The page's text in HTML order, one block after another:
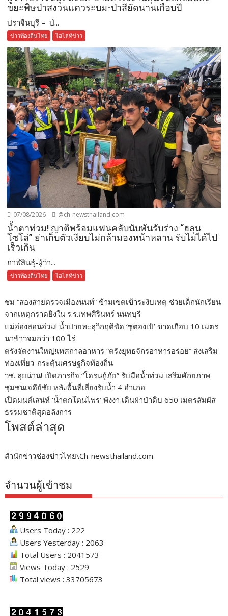
ขยะพิษป่าสงวนแควระบม-ป่าสียัดนานเกือบปี
ปราจีนบุรี – ป่...
ข่าวท้องถิ่นไทย ไฮไลท์ข่าว
07/08/2026 @ch-newsthailand.com
น้ำตาท่วม! ญาติพร้อมแฟนคลับนับพันรับร่าง “ฮลุน
โซโล่” ย่าเก็บตัวเงียบไม่กล้ามองหน้าหลาน รับไม่ได้ไป
เร็วเกิน
กาฬสินธุ์-ผู้ว่า...
ข่าวท้องถิ่นไทย ไฮไลท์ข่าว
ชม “สองสายตรวจเมืองนนท์” ข้ามเขตเข้าระงับเหตุ ช่วยเด็กนักเรียน
จากเหตุกราดยิงใน ร.ร.เทพศิรินทร์ นนทบุรี
แม่ฮ่องสอนอ่วม! น้ำปายทะลุวิกฤติซัด ‘ซูตองเป้’ ขาดเกือบ 10 เมตร
นาข้าวจมกว่า 100 ไร่
ตรังจัดงานใหญ่!เทศกาลอาหาร “ตรังยุทธจักรอาหารอร่อย” ส่งเสริม
ท่องเที่ยว-กระตุ้นเศรษฐกิจท้องถิ่น
วช. ลุยน่าน! เปิดภารกิจ “โดรนกู้ภัย” รับมือน้ำท่วม เสริมศักยภาพ
ชุมชนเจดีย์ชัย หลังพื้นที่เสี่ยงรับน้ำ 4 อำเภอ
เปิดมนต์เสน่ห์ ‘น้ำตกโตนไพร’ พังงา เดินฝ่าป่าดิบ 650 เมตรสัมผัส
ธรรมชาติสุดอลังการ
โพสต์ล่าสุด
สำนักข่าวช่องข่าวไทย\Ch-newsthailand.com
จำนวนผู้เข้าชม
Users Today : 222
Users Yesterday : 2063
Total Users : 2041573
Views Today : 2529
Total views : 33705673